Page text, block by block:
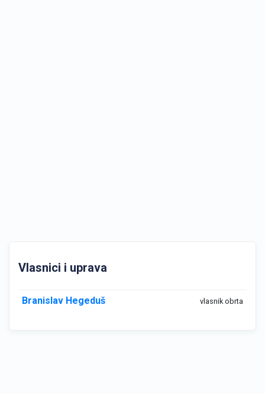
Vlasnici i uprava
Branislav Hegeduš vlasnik obrta